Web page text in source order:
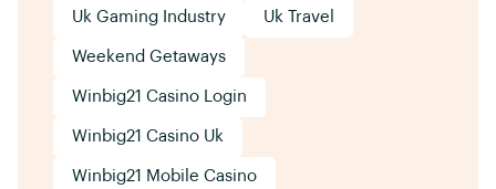
Uk Gaming Industry Uk Travel
Weekend Getaways
Winbig21 Casino Login
Winbig21 Casino Uk
Winbig21 Mobile Casino